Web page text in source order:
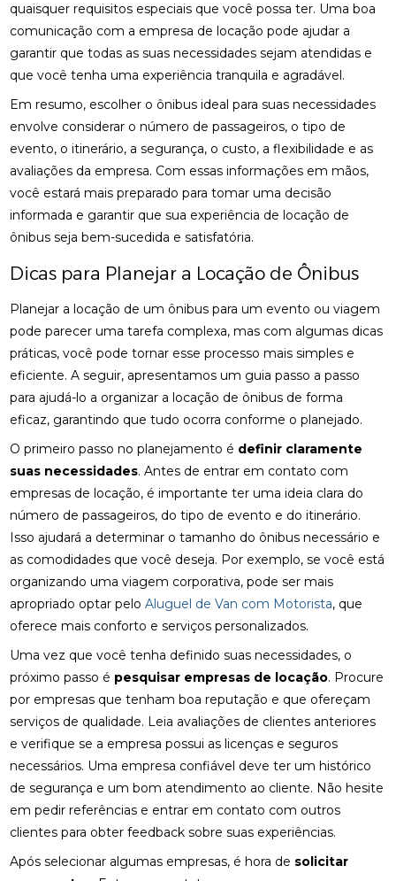
quaisquer requisitos especiais que você possa ter. Uma boa
comunicação com a empresa de locação pode ajudar a
garantir que todas as suas necessidades sejam atendidas e
que você tenha uma experiência tranquila e agradável.
Em resumo, escolher o ônibus ideal para suas necessidades
envolve considerar o número de passageiros, o tipo de
evento, o itinerário, a segurança, o custo, a flexibilidade e as
avaliações da empresa. Com essas informações em mãos,
você estará mais preparado para tomar uma decisão
informada e garantir que sua experiência de locação de
ônibus seja bem-sucedida e satisfatória.
Dicas para Planejar a Locação de Ônibus
Planejar a locação de um ônibus para um evento ou viagem
pode parecer uma tarefa complexa, mas com algumas dicas
práticas, você pode tornar esse processo mais simples e
eficiente. A seguir, apresentamos um guia passo a passo
para ajudá-lo a organizar a locação de ônibus de forma
eficaz, garantindo que tudo ocorra conforme o planejado.
O primeiro passo no planejamento é definir claramente
suas necessidades. Antes de entrar em contato com
empresas de locação, é importante ter uma ideia clara do
número de passageiros, do tipo de evento e do itinerário.
Isso ajudará a determinar o tamanho do ônibus necessário e
as comodidades que você deseja. Por exemplo, se você está
organizando uma viagem corporativa, pode ser mais
apropriado optar peloAluguel de Van com Motorista, que
oferece mais conforto e serviços personalizados.
Uma vez que você tenha definido suas necessidades, o
próximo passo é pesquisar empresas de locação. Procure
por empresas que tenham boa reputação e que ofereçam
serviços de qualidade. Leia avaliações de clientes anteriores
e verifique se a empresa possui as licenças e seguros
necessários. Uma empresa confiável deve ter um histórico
de segurança e um bom atendimento ao cliente. Não hesite
em pedir referências e entrar em contato com outros
clientes para obter feedback sobre suas experiências.
Após selecionar algumas empresas, é hora de solicitar